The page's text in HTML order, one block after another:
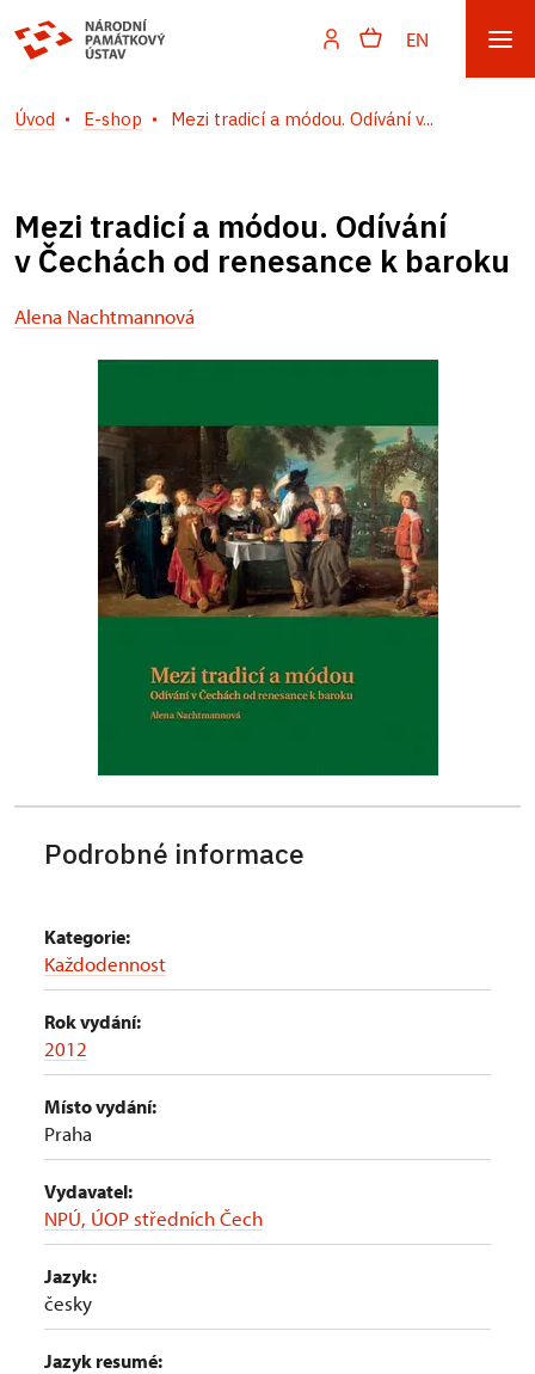
EN
Úvod E-shop Mezi tradicí a módou. Odívání v...
Mezi tradicí a módou. Odívání
v Čechách od renesance k baroku
Alena Nachtmannová
Podrobné informace
Kategorie:
Každodennost
Rok vydání:
2012
Místo vydání:
Praha
Vydavatel:
NPÚ, ÚOP středních Čech
Jazyk:
česky
Jazyk resumé: